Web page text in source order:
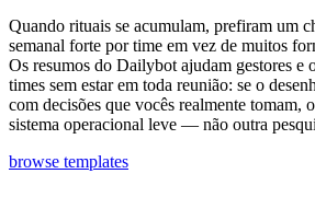
Quando rituais se acumulam, prefiram um
semanal forte por time em vez de muitos
Os resumos do Dailybot ajudam gestores e
times sem estar em toda reunião: se o
com decisões que vocês realmente tomam,
sistema operacional leve — não outra
browse templates